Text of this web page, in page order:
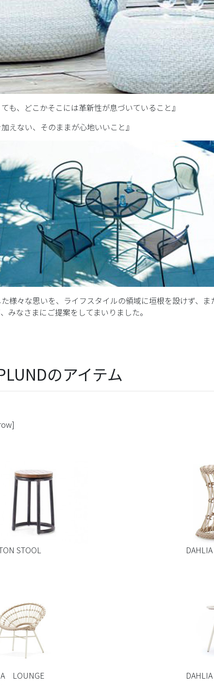
ても、どこかそこには革新性が息づいていること』
加えない、そのままが心地いいこと』
た様々な思いを、ライフスタイルの領域に垣根を設けず、
みなさまにご提案をしてまいりました。
のアイテム
STOOL
LOUNGE